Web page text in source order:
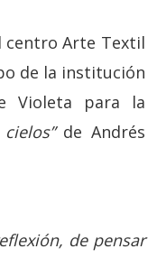
centro Arte Textil
de la institución
Violeta para la
de Andrés
de pensar